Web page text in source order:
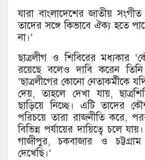
যারা বাংলাদেশের জাতীয়
তাদের সঙ্গে কিভাবে ঐক্য হতে
না।’
ছাত্রলীগ ও শিবিরের মধ্যকার
রয়েছে বলেও দাবি করেন
‘ছাত্রলীগের কোনো নেতাকর্মীকে
দেয়, তাহলে দেখা যায়,
ছাড়িয়ে নিচ্ছে। এটি তাদের
পরিচয়ে তারা রাজনীতি করে,
বিভিন্ন পর্যায়ের দায়িত্বে চলে
গাজীপুর, চকবাজার ও চট্টগ্রাম
দেখেছি।’